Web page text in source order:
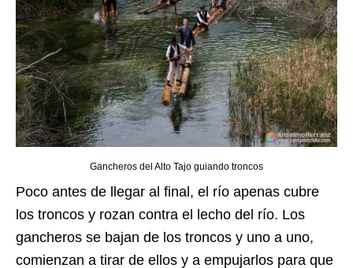
Gancheros del Alto Tajo guiando troncos
Poco antes de llegar al final, el río apenas cubre
los troncos y rozan contra el lecho del río. Los
gancheros se bajan de los troncos y uno a uno,
comienzan a tirar de ellos y a empujarlos para que